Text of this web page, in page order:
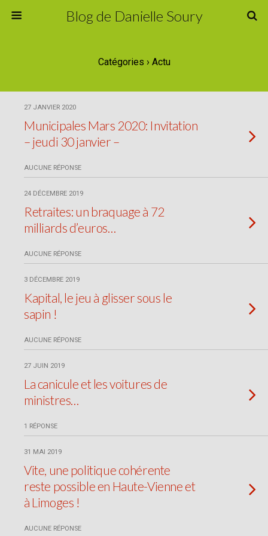
Blog de Danielle Soury
Catégories › Actu
27 JANVIER 2020
Municipales Mars 2020: Invitation
– jeudi 30 janvier –
AUCUNE RÉPONSE
24 DÉCEMBRE 2019
Retraites: un braquage à 72
milliards d’euros…
AUCUNE RÉPONSE
3 DÉCEMBRE 2019
Kapital, le jeu à glisser sous le
sapin !
AUCUNE RÉPONSE
27 JUIN 2019
La canicule et les voitures de
ministres…
1 RÉPONSE
31 MAI 2019
Vite, une politique cohérente
reste possible en Haute-Vienne et
à Limoges !
AUCUNE RÉPONSE